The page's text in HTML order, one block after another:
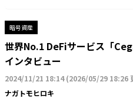
暗号資産
世界No.1 DeFiサービス「
インタビュー
2024/11/21 18:14(2026/05/29 18:26
ナガトモヒロキ